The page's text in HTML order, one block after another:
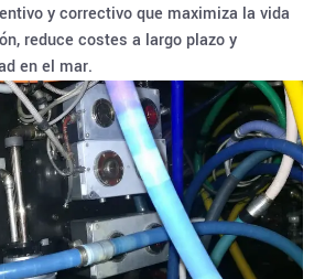
y correctivo que maximiza la vida
reduce costes a largo plazo y
en el mar.